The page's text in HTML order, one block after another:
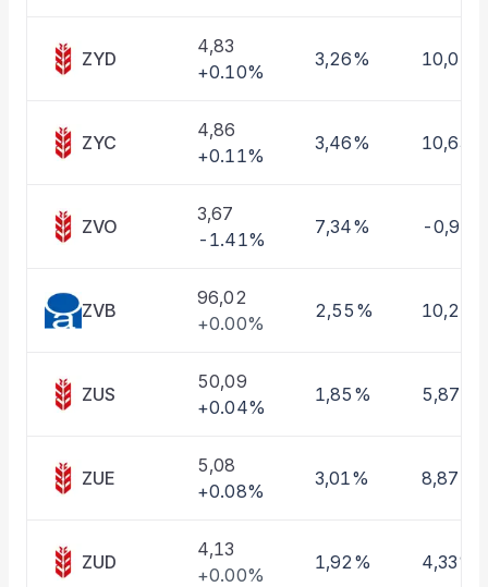
Fiyat Endeks Değişimi
ZYD
4,83
+0.10%
3,26% 10,01%
ZYC
4,86
+0.11%
3,46% 10,63%
ZVO
3,67
-1.41%
7,34% -0,97%
ZVB
96,02
+0.00%
2,55%
ZUS
50,09
+0.04%
1,85% 5,87%
ZUE
5,08
+0.08%
3,01% 8,87%
ZUD
4,13
+0.00%
1,92% 4,33%